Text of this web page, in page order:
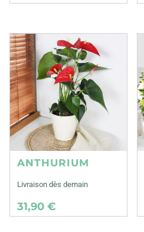
ANTHURIUM
Livraison dès demain
31,90 €